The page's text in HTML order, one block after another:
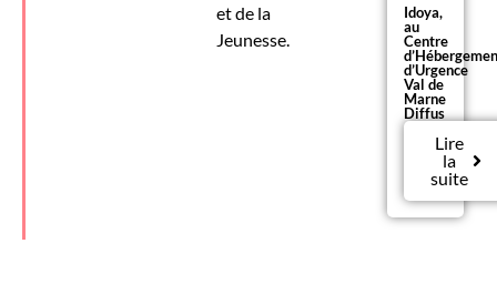
et de la
Jeunesse.
Idoya,
au
Centre
d’Urgence
Val de
Marne
Diffus
Lire
la
suite